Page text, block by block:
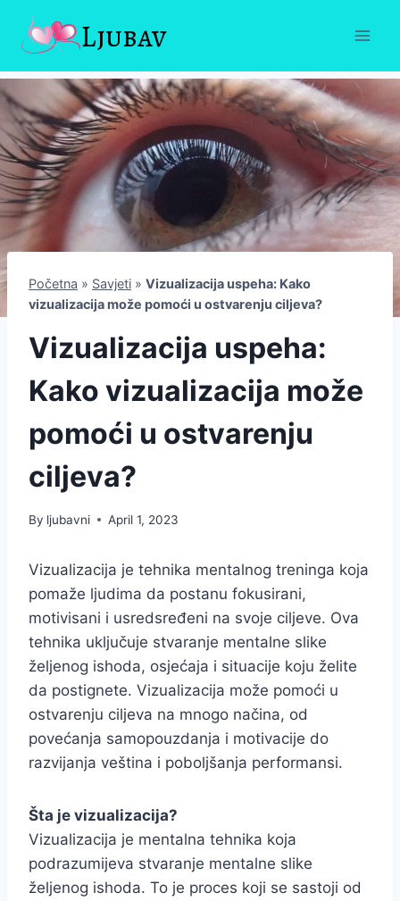
content
Ljubav
Početna » Savjeti » Vizualizacija uspeha: Kako
vizualizacija može pomoći u ostvarenju ciljeva?
Vizualizacija uspeha:
Kako vizualizacija može
pomoći u ostvarenju
ciljeva?
By ljubavni April 1, 2023
Vizualizacija je tehnika mentalnog treninga koja
pomaže ljudima da postanu fokusirani,
motivisani i usredsređeni na svoje ciljeve. Ova
tehnika uključuje stvaranje mentalne slike
željenog ishoda, osjećaja i situacije koju želite
da postignete. Vizualizacija može pomoći u
ostvarenju ciljeva na mnogo načina, od
povećanja samopouzdanja i motivacije do
razvijanja veština i poboljšanja performansi.
Šta je vizualizacija?
Vizualizacija je mentalna tehnika koja
podrazumijeva stvaranje mentalne slike
željenog ishoda. To je proces koji se sastoji od